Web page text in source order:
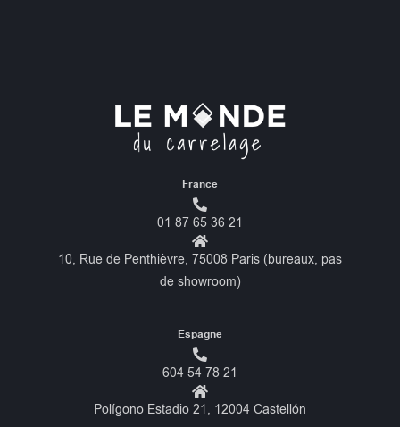
France
01 87 65 36 21
10, Rue de Penthièvre, 75008 Paris (bureaux, pas
de showroom)
Espagne
604 54 78 21
Polígono Estadio 21, 12004 Castellón